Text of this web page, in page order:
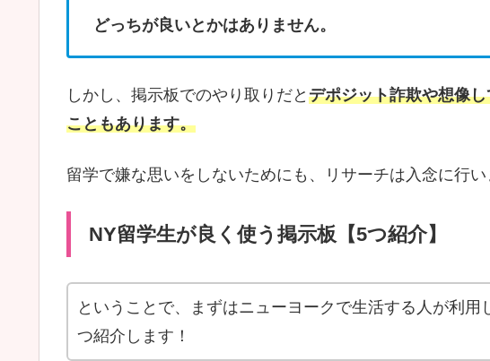
どっちが良いとかはありません。
しかし、掲示板でのやり取りだと デポジット詐欺や想像
こともあります。
留学で嫌な思いをしないためにも、リサーチは入念に行い
NY留学生が良く使う掲示板【5つ紹介】
ということで、まずはニューヨークで生活する人が利用
つ紹介します！